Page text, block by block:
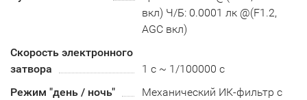
вкл) Ч/Б: 0.0001 лк @(F1.2,
AGC вкл)
Скорость электронного
затвора
1 с ~ 1/100000 с
Режим "день / ночь"
Механический ИК-фильтр с